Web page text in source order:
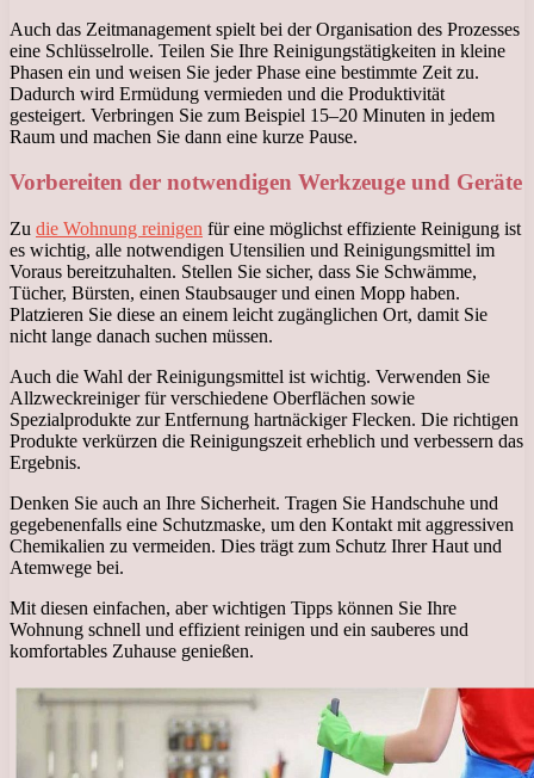
Auch das Zeitmanagement spielt bei der Organisation des Prozesses
eine Schlüsselrolle. Teilen Sie Ihre Reinigungstätigkeiten in kleine
Phasen ein und weisen Sie jeder Phase eine bestimmte Zeit zu.
Dadurch wird Ermüdung vermieden und die Produktivität
gesteigert. Verbringen Sie zum Beispiel 15–20 Minuten in jedem
Raum und machen Sie dann eine kurze Pause.
Vorbereiten der notwendigen Werkzeuge und Geräte
Zu die Wohnung reinigen für eine möglichst effiziente Reinigung ist
es wichtig, alle notwendigen Utensilien und Reinigungsmittel im
Voraus bereitzuhalten. Stellen Sie sicher, dass Sie Schwämme,
Tücher, Bürsten, einen Staubsauger und einen Mopp haben.
Platzieren Sie diese an einem leicht zugänglichen Ort, damit Sie
nicht lange danach suchen müssen.
Auch die Wahl der Reinigungsmittel ist wichtig. Verwenden Sie
Allzweckreiniger für verschiedene Oberflächen sowie
Spezialprodukte zur Entfernung hartnäckiger Flecken. Die richtigen
Produkte verkürzen die Reinigungszeit erheblich und verbessern das
Ergebnis.
Denken Sie auch an Ihre Sicherheit. Tragen Sie Handschuhe und
gegebenenfalls eine Schutzmaske, um den Kontakt mit aggressiven
Chemikalien zu vermeiden. Dies trägt zum Schutz Ihrer Haut und
Atemwege bei.
Mit diesen einfachen, aber wichtigen Tipps können Sie Ihre
Wohnung schnell und effizient reinigen und ein sauberes und
komfortables Zuhause genießen.